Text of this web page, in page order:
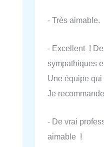
- Très aimable.
- Excellent !
sympathiques
Une équipe qui
Je
- De vrai
aimable !